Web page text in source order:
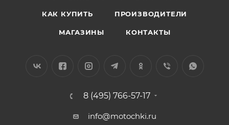
КАК КУПИТЬ ПРОИЗВОДИТЕЛИ
МАГАЗИНЫ КОНТАКТЫ
8 (495) 766-57-17
info@motochki.ru